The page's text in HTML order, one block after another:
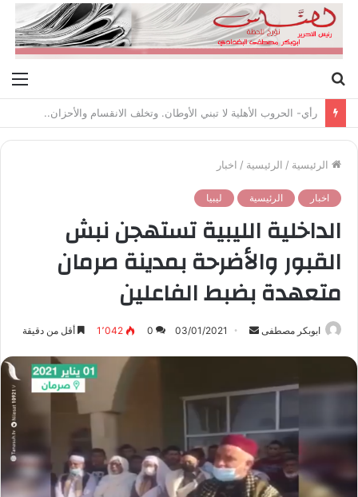
عن
رأي- الحروب الأهلية لا تبني الأوطان. وتخلف الانقسام والأحزان..
الرئيسية / الرئيسية / اخبار
اخبار الرئيسية ليبيا
الداخلية الليبية تستهجن نبش
القبور والأضرحة بمدينة صرمان
متعهدة بضبط الفاعلين
ابوبكر مصطفى
ل
د
ا
03/01/2021
0 1٬042 أقل من دقيقة